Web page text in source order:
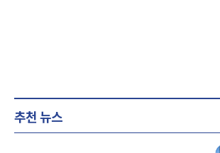
추천 뉴스